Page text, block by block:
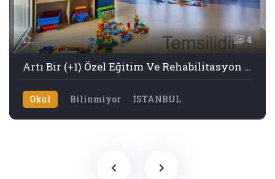
4
Artı Bir (+1) Özel Eğitim Ve Rehabilitasyon Merkezi
Okul Bilinmiyor İSTANBUL